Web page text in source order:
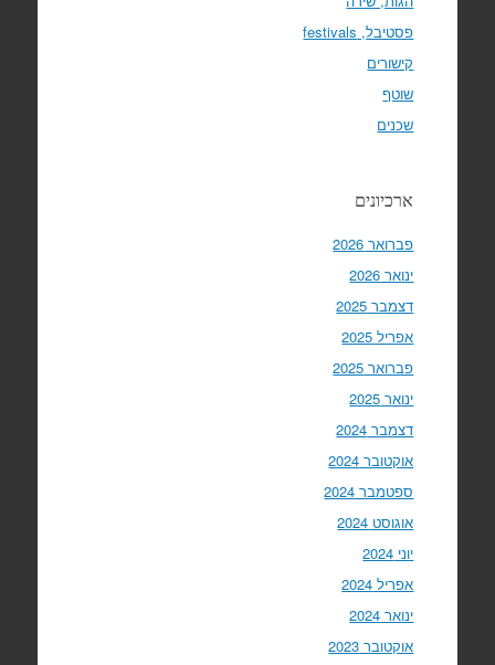
פסטיבל, festivals
קישורים
שוטף
שכנים
ארכיונים
פברואר 2026
ינואר 2026
דצמבר 2025
אפריל 2025
פברואר 2025
ינואר 2025
דצמבר 2024
אוקטובר 2024
ספטמבר 2024
אוגוסט 2024
יוני 2024
אפריל 2024
ינואר 2024
אוקטובר 2023